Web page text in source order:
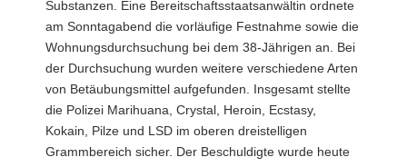
Substanzen. Eine Bereitschaftsstaatsanwältin ordnete
am Sonntagabend die vorläufige Festnahme sowie die
Wohnungsdurchsuchung bei dem 38-Jährigen an. Bei
der Durchsuchung wurden weitere verschiedene Arten
von Betäubungsmittel aufgefunden. Insgesamt stellte
die Polizei Marihuana, Crystal, Heroin, Ecstasy,
Kokain, Pilze und LSD im oberen dreistelligen
Grammbereich sicher. Der Beschuldigte wurde heute